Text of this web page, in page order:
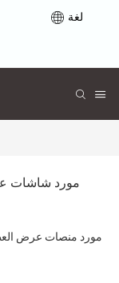
لغة
مورد شاشات
مورد منصات عرض